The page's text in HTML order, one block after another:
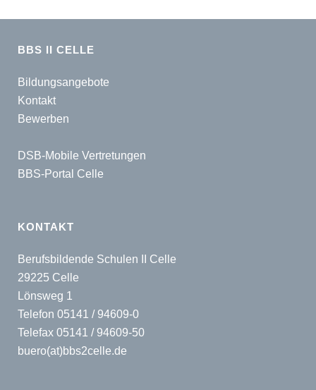
BBS II CELLE
Bildungsangebote
Kontakt
Bewerben
DSB-Mobile Vertretungen
BBS-Portal Celle
KONTAKT
Berufsbildende Schulen II Celle
29225 Celle
Lönsweg 1
Telefon 05141 / 94609-0
Telefax 05141 / 94609-50
buero(at)bbs2celle.de